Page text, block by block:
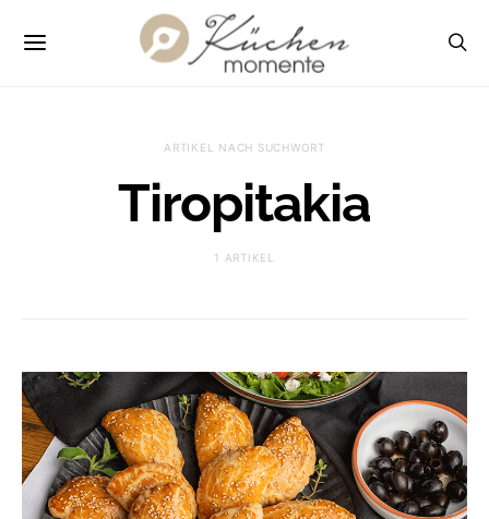
ARTIKEL NACH SUCHWORT
Tiropitakia
1 ARTIKEL